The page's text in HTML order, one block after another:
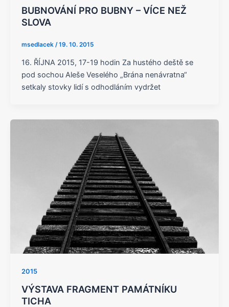
BUBNOVÁNÍ PRO BUBNY – VÍCE NEŽ
SLOVA
msedlacek /19. 10. 2015
16. ŘÍJNA 2015, 17-19 hodin Za hustého deště se
pod sochou Aleše Veselého „Brána nenávratna“
setkaly stovky lidí s odhodláním vydržet
2015
VÝSTAVA FRAGMENT PAMÁTNÍKU
TICHA